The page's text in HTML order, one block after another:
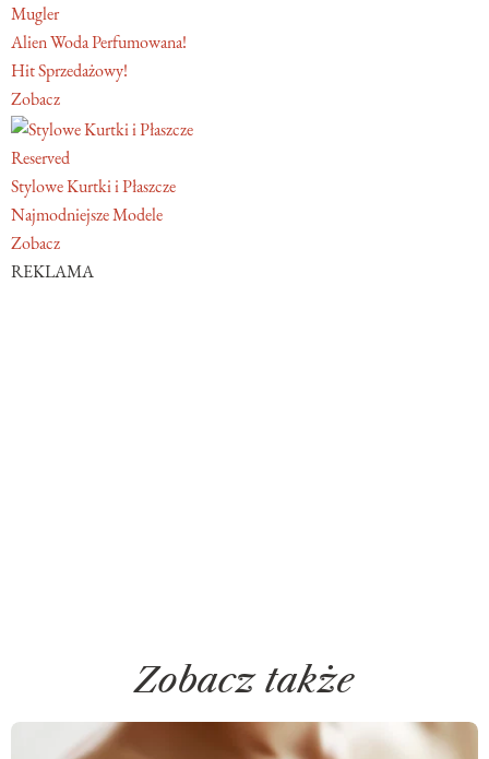
Mugler
Alien Woda Perfumowana!
Hit Sprzedażowy!
Zobacz
Reserved
Stylowe Kurtki i Płaszcze
Najmodniejsze Modele
Zobacz
REKLAMA
Zobacz także